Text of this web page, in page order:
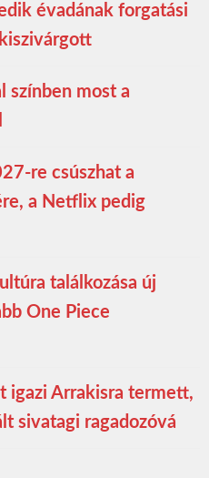
évadának forgatási
színben most a
re csúszhat a
a Netflix pedig
találkozása új
One Piece
igazi Arrakisra termett,
sivatagi ragadozóvá